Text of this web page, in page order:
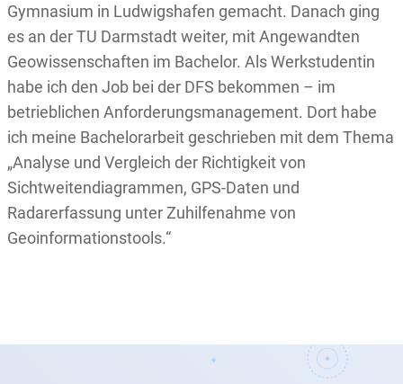
Gymnasium in Ludwigshafen gemacht. Danach ging
es an der TU Darmstadt weiter, mit Angewandten
Geowissenschaften im Bachelor. Als Werkstudentin
habe ich den Job bei der DFS bekommen – im
betrieblichen Anforderungsmanagement. Dort habe
ich meine Bachelorarbeit geschrieben mit dem Thema
„Analyse und Vergleich der Richtigkeit von
Sichtweitendiagrammen, GPS-Daten und
Radarerfassung unter Zuhilfenahme von
Geoinformationstools.“